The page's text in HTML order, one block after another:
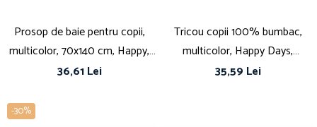
Prosop de baie pentru copii,
multicolor, 70x140 cm, Happy,
Spiderman
36,61 Lei
Tricou copii 100% bumbac,
multicolor, Happy Days,
Spiderman
35,59 Lei
-30%